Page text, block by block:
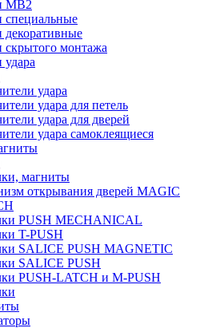
MB2
специальные
декоративные
скрытого монтажа
удара
удара для петель
удара для дверей
удара самоклеящиеся
магниты
открывания дверей MAGIC
PUSH MECHANICAL
T-PUSH
SALICE PUSH MAGNETIC
SALICE PUSH
PUSH-LATCH и M-PUSH